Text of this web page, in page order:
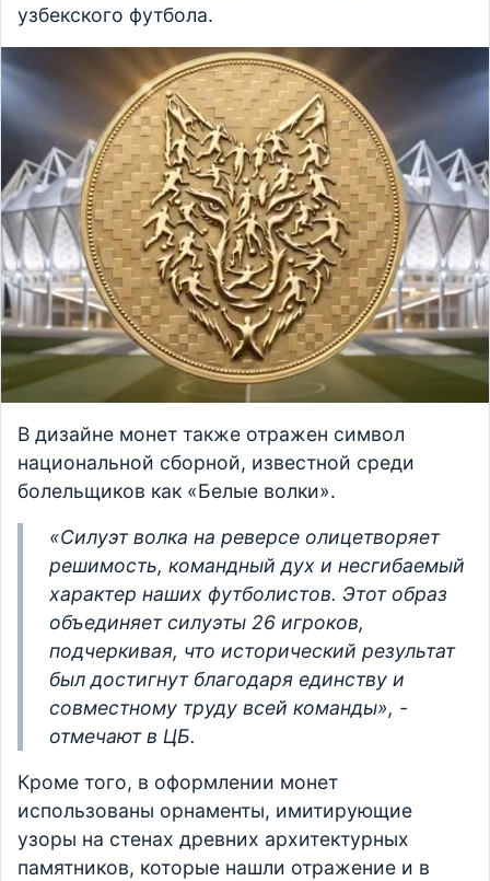
узбекского футбола.
В дизайне монет также отражен символ
национальной сборной, известной среди
болельщиков как «Белые волки».
«Силуэт волка на реверсе олицетворяет
решимость, командный дух и несгибаемый
характер наших футболистов. Этот образ
объединяет силуэты 26 игроков,
подчеркивая, что исторический результат
был достигнут благодаря единству и
совместному труду всей команды», -
отмечают в ЦБ.
Кроме того, в оформлении монет
использованы орнаменты, имитирующие
узоры на стенах древних архитектурных
памятников, которые нашли отражение и в